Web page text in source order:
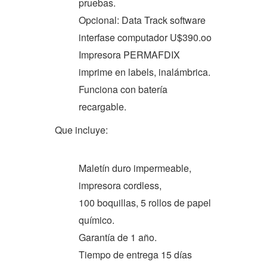
Opcional: Data Track software
interfase computador U$390.oo
Impresora PERMAFDIX
imprime en labels, inalámbrica.
Funciona con batería
recargable.
Que incluye:
Maletín duro impermeable,
impresora cordless,
100 boquillas, 5 rollos de papel
químico.
Garantía de 1 año.
Tiempo de entrega 15 días